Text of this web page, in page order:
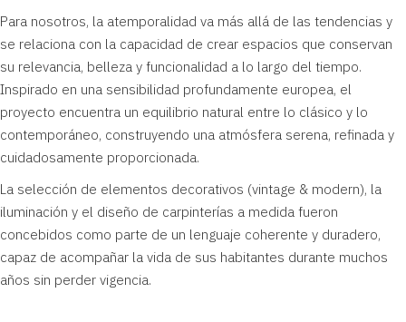
Para nosotros, la atemporalidad va más allá de las tendencias y
se relaciona con la capacidad de crear espacios que conservan
su relevancia, belleza y funcionalidad a lo largo del tiempo.
Inspirado en una sensibilidad profundamente europea, el
proyecto encuentra un equilibrio natural entre lo clásico y lo
contemporáneo, construyendo una atmósfera serena, refinada y
cuidadosamente proporcionada.
La selección de elementos decorativos (vintage & modern), la
iluminación y el diseño de carpinterías a medida fueron
concebidos como parte de un lenguaje coherente y duradero,
capaz de acompañar la vida de sus habitantes durante muchos
años sin perder vigencia.